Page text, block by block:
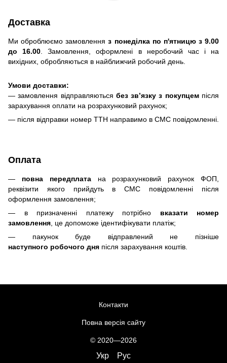
Доставка
Ми оброблюємо замовленняз понеділка по п'ятницю з 9.00
до 16.00. Замовлення, оформлені в неробочий час і на
вихідних, обробляються в найближчий робочий день.
Умови доставки:
— замовлення відправляються без зв’язку з покупцемпісля
зарахування оплати на розрахунковий рахунок;
— після відправки номер ТТН направимо в СМС повідомленні.
Оплата
— повна передплатана розрахунковий рахунок ФОП,
реквізити якого прийдуть в СМС повідомленні після
оформлення замовлення;
— в призначенні платежу потрібно вказати номер
замовлення, це допоможе ідентифікувати платіж;
— пакунок буде відправлений не пізніше
наступного робочого дня після зарахування коштів.
Контакти
Повна версія сайту
© 2020—2026
Укр Рус